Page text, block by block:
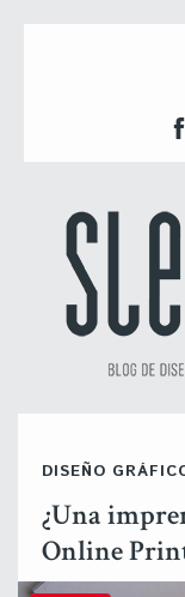
DISEÑO
¿Una
Online